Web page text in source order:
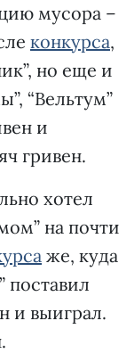
мусора –
конкурса,
но еще и
“Вельтум”
и
гривен.
хотел
на почти
же, куда
поставил
и выиграл.